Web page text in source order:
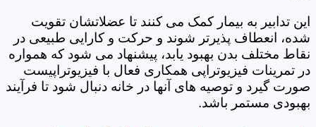
این تدابیر به بیمار کمک می کنند تا عضلاتشان تقویت
شده، انعطاف پذیرتر شوند و حرکت و کارایی طبیعی در
نقاط مختلف بدن بهبود یابد، پیشنهاد می شود که همواره
در تمرینات فیزیوتراپی همکاری فعال با فیزیوتراپیست
صورت گیرد و توصیه های آنها در خانه دنبال شود تا فرآیند
بهبودی مستمر باشد.